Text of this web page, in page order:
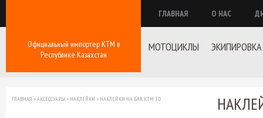
Официальный импортер КТМ в
Республике Казахстан
ГЛАВНАЯ О НАС
МОТОЦИКЛЫ ЭКИПИРОВКА
ГЛАВНАЯ >АКСЕССУАРЫ > НАКЛЕЙКИ > НАКЛЕЙКИ НА БАК КТМ 3D